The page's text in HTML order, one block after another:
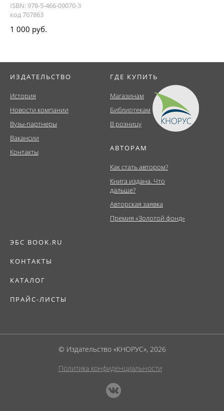
ISBN: 978-5-466-09070-3
код 707863
1 000 руб.
ИЗДАТЕЛЬСТВО
История
Новости компании
Вузы-партнеры
Вакансии
Контакты
ГДЕ КУПИТЬ
Магазинам
Библиотекам
В розницу
АВТОРАМ
Как стать автором?
Книга издана. Что
дальше?
Авторская заявка
Премия «Золотой фонд»
ЭБС BOOK.RU
КОНТАКТЫ
КАТАЛОГ
ПРАЙС-ЛИСТЫ
© Издательство «КНОРУС», 2026
Политика конфиденциальности